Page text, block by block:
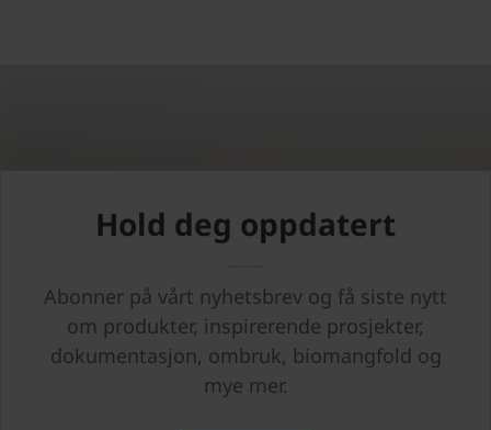
Hold deg oppdatert
Abonner på vårt nyhetsbrev og få siste nytt
om produkter, inspirerende prosjekter,
dokumentasjon, ombruk, biomangfold og
mye mer.